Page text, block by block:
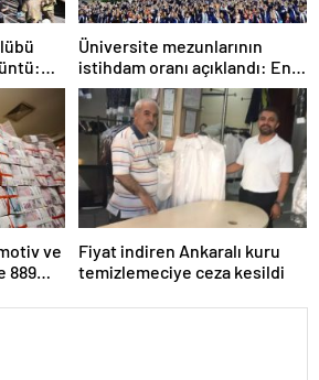
sardı
Üniversite mezunlarının
istihdam oranı açıklandı: En
fazla iş özel eğitim
öğretmenliğinde
ve
889
Fiyat indiren Ankaralı kuru
temizlemeciye ceza kesildi